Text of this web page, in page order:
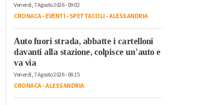
Venerdì, 7 Agosto 2026 - 09:02
CRONACA-EVENTI-SPETTACOLI-ALESSANDRIA
Auto fuori strada, abbatte i cartelloni
davanti alla stazione, colpisce un’auto e
va via
Venerdì, 7 Agosto 2026 - 08:15
CRONACA-ALESSANDRIA